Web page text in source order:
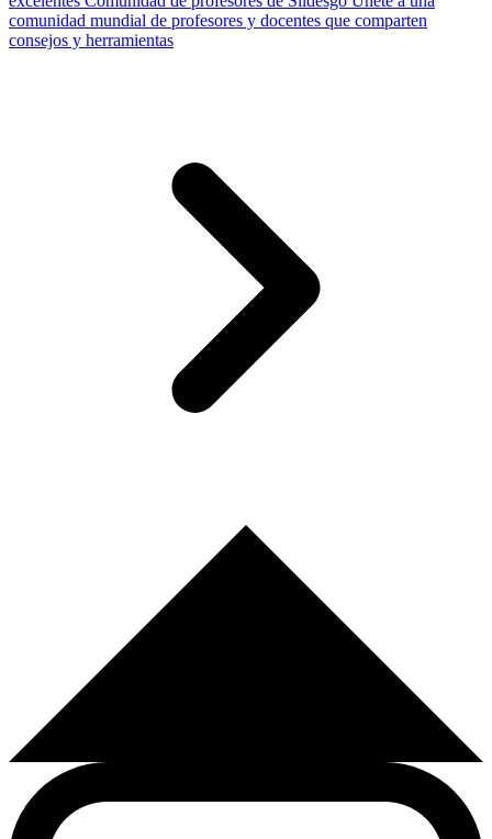
comunidad mundial de profesores y docentes que comparten
consejos y herramientas